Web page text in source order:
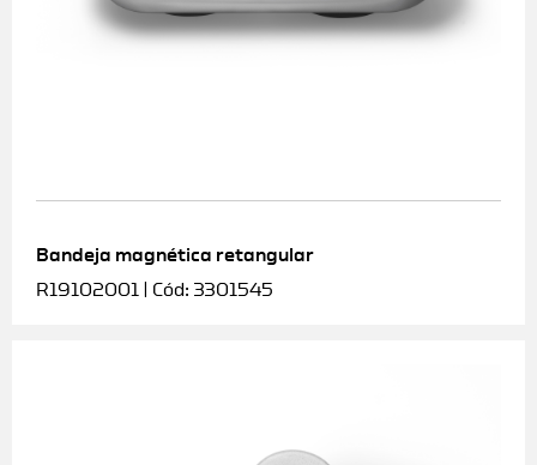
Bandeja magnética retangular
R19102001 | Cód: 3301545